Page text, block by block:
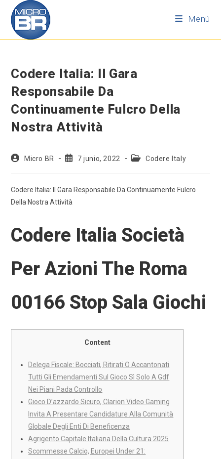
Menú
Codere Italia: Il Gara
Responsabile Da
Continuamente Fulcro Della
Nostra Attività
Micro BR 7 junio, 2022 Codere Italy
Codere Italia: Il Gara Responsabile Da Continuamente Fulcro
Della Nostra Attività
Codere Italia Società
Per Azioni The Roma
00166 Stop Sala Giochi
Content
Delega Fiscale: Bocciati, Ritirati O Accantonati
Tutti Gli Emendamenti Sul Gioco Sì Solo A Gdf
Nei Piani Pada Controllo
Gioco D’azzardo Sicuro, Clarion Video Gaming
Invita A Presentare Candidature Alla Comunità
Globale Degli Enti Di Beneficenza
Agrigento Capitale Italiana Della Cultura 2025
Scommesse Calcio, Europei Under 21: